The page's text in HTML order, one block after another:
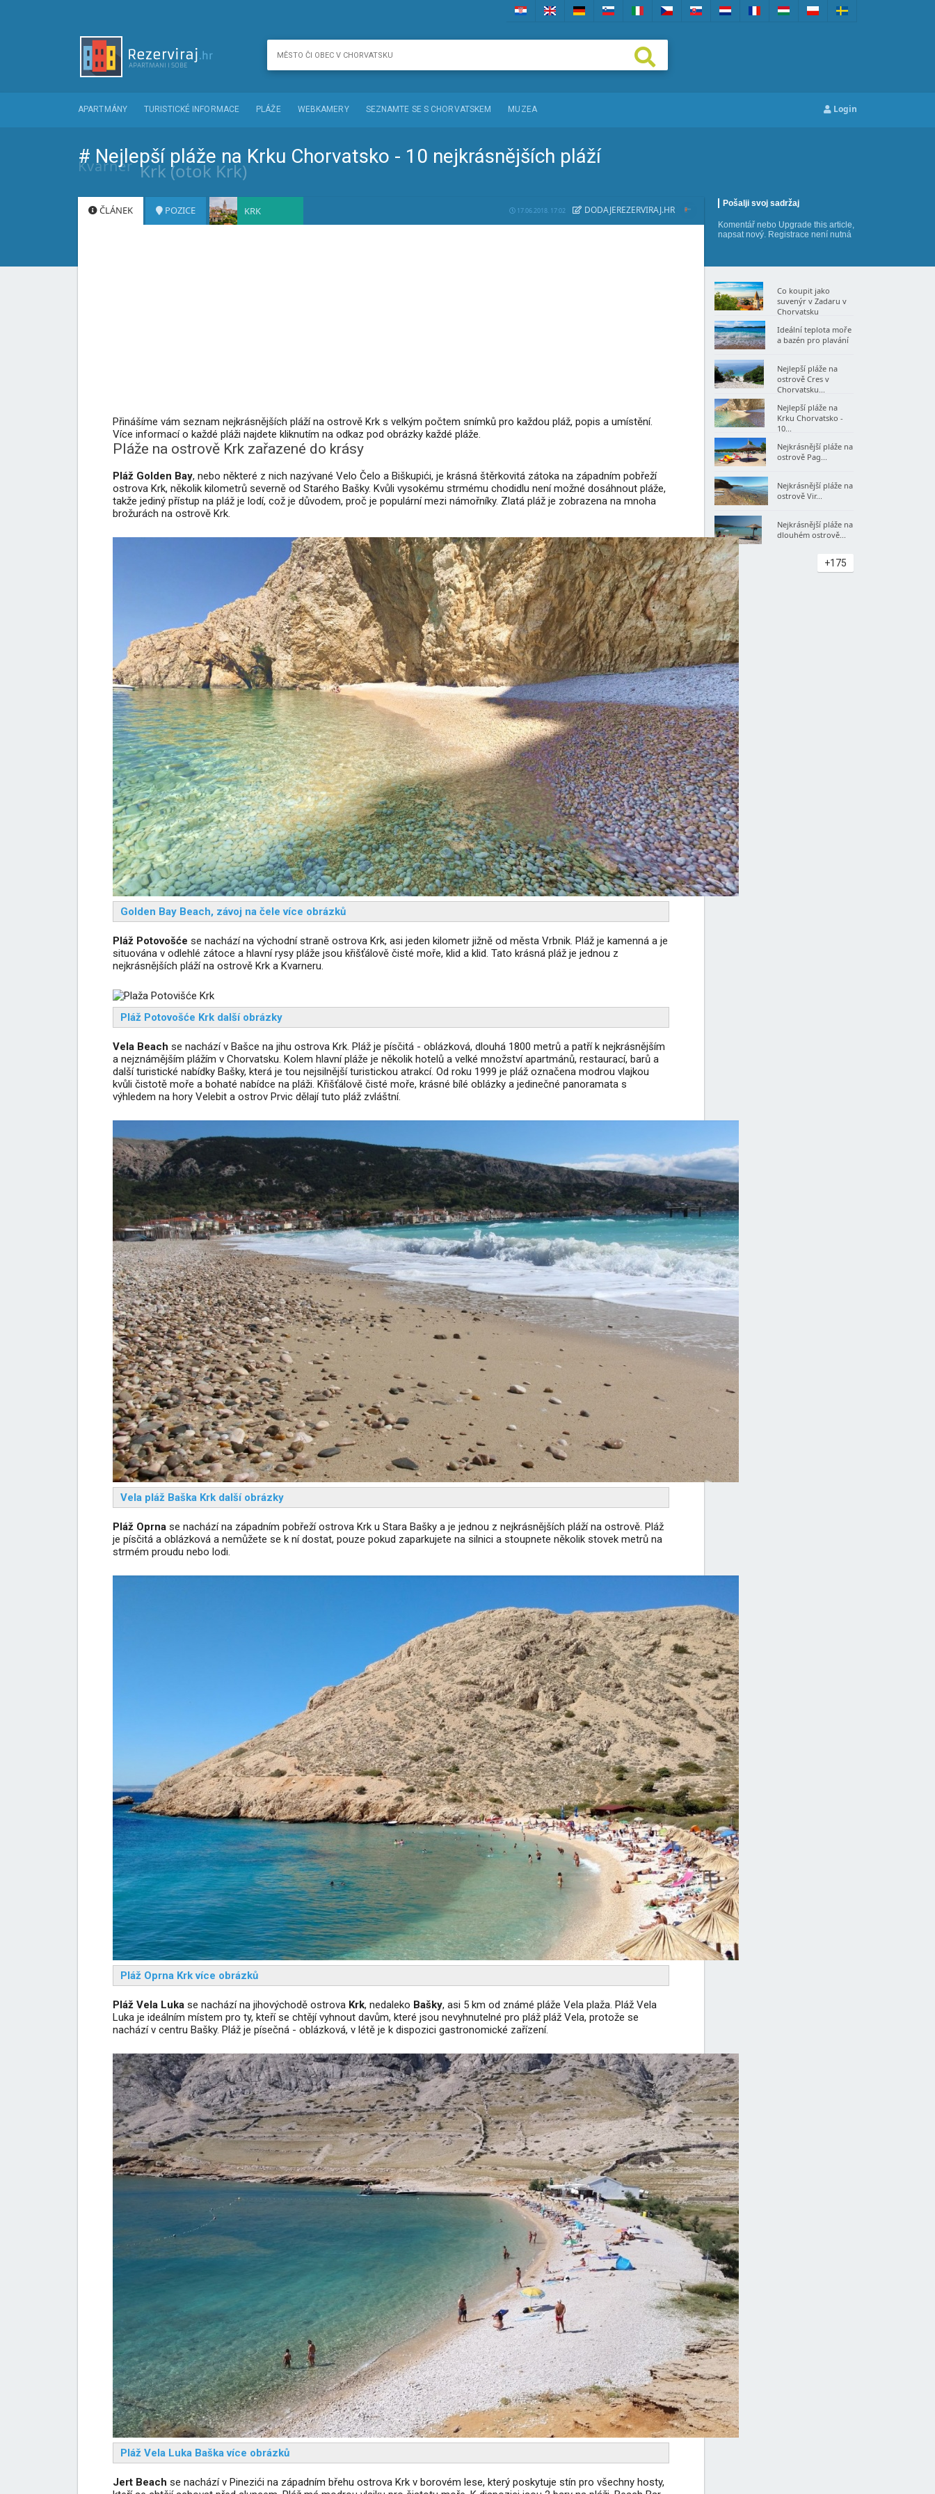
APARTMÁNY TURISTICKÉ INFORMACE PLÁŽE WEBKAMERY SEZNAMTE SE S CHORVATSKEM MUZEA Login
# Nejlepší pláže na Krku Chorvatsko - 10 nejkrásnějších pláží
Kvarner Krk (otok Krk)
Pošalji svoj sadržaj
Komentář nebo Upgrade this article,
napsat nový. Registrace není nutná
ČLÁNEK POZICE KRK 17.06.2018. 17:02 DODAJEREZERVIRAJ.HR
Přinášíme vám seznam nejkrásnějších pláží na ostrově Krk s velkým počtem snímků pro každou pláž, popis a umístění.
Více informací o každé pláži najdete kliknutím na odkaz pod obrázky každé pláže.
Pláže na ostrově Krk zařazené do krásy
Pláž Golden Bay, nebo některé z nich nazývané Velo Čelo a Biškupići, je krásná štěrkovitá zátoka na západním pobřeží
ostrova Krk, několik kilometrů severně od Starého Bašky. Kvůli vysokému strmému chodidlu není možné dosáhnout pláže,
takže jediný přístup na pláž je lodí, což je důvodem, proč je populární mezi námořníky. Zlatá pláž je zobrazena na mnoha
brožurách na ostrově Krk.
Golden Bay Beach, závoj na čele více obrázků
Pláž Potovošće se nachází na východní straně ostrova Krk, asi jeden kilometr jižně od města Vrbnik. Pláž je kamenná a je
situována v odlehlé zátoce a hlavní rysy pláže jsou křišťálově čisté moře, klid a klid. Tato krásná pláž je jednou z
nejkrásnějších pláží na ostrově Krk a Kvarneru.
Pláž Potovošće Krk další obrázky
Vela Beach se nachází v Bašce na jihu ostrova Krk. Pláž je písčitá - oblázková, dlouhá 1800 metrů a patří k nejkrásnějším
a nejznámějším plážím v Chorvatsku. Kolem hlavní pláže je několik hotelů a velké množství apartmánů, restaurací, barů a
další turistické nabídky Bašky, která je tou nejsilnější turistickou atrakcí. Od roku 1999 je pláž označena modrou vlajkou
kvůli čistotě moře a bohaté nabídce na pláži. Křišťálově čisté moře, krásné bílé oblázky a jedinečné panoramata s
výhledem na hory Velebit a ostrov Prvic dělají tuto pláž zvláštní.
Vela pláž Baška Krk další obrázky
Pláž Oprna se nachází na západním pobřeží ostrova Krk u Stara Bašky a je jednou z nejkrásnějších pláží na ostrově. Pláž
je písčitá a oblázková a nemůžete se k ní dostat, pouze pokud zaparkujete na silnici a stoupnete několik stovek metrů na
strmém proudu nebo lodi.
Pláž Oprna Krk více obrázků
Pláž Vela Luka se nachází na jihovýchodě ostrova Krk, nedaleko Bašky, asi 5 km od známé pláže Vela plaža. Pláž Vela
Luka je ideálním místem pro ty, kteří se chtějí vyhnout davům, které jsou nevyhnutelné pro pláž pláž Vela, protože se
nachází v centru Bašky. Pláž je písečná - oblázková, v létě je k dispozici gastronomické zařízení.
Pláž Vela Luka Baška více obrázků
Jert Beach se nachází v Pinezići na západním břehu ostrova Krk v borovém lese, který poskytuje stín pro všechny hosty,
Co koupit jako
suvenýr v Zadaru v
Chorvatsku
Ideální teplota moře
a bazén pro plavání
Nejlepší pláže na
ostrově Cres v
Chorvatsku...
Nejlepší pláže na
Krku Chorvatsko -
10...
Nejkrásnější pláže na
ostrově Pag...
Nejkrásnější pláže na
ostrově Vir...
Nejkrásnější pláže na
dlouhém ostrově...
+175